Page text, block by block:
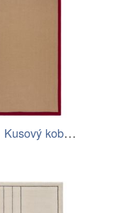
Flair Rugs, Kusový koberec Herringbone…